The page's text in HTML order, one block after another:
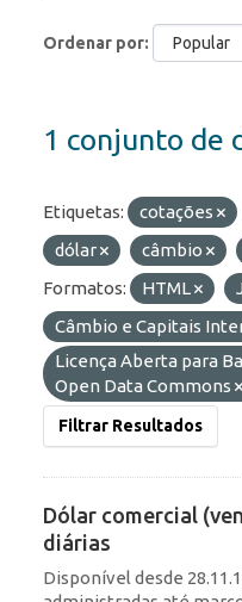
Ordenar por
1 conjunto de
Etiquetas: cotações
dólar
câmbio
Formatos:
HTML
Câmbio e Capitais
Licença Aberta para
Open Data Commons
Filtrar Resultados
Dólar comercial
diárias
Disponível desde